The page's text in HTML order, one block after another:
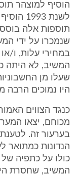
תוספות אלה
שנמכרו על ידי
במחירי עלות, ו/
המשיב, לא היתה
שעלו מן
היו נמוכים הרבה
כנגד הצווים
מכוחם, יצאו
בערעור זה.
הנדונות כמתואר
כולו על כתפיה
המשיב, שחסרת